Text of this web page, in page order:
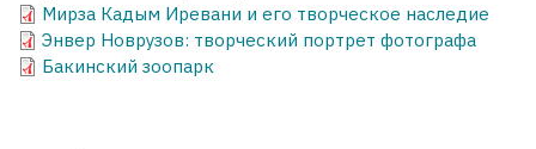
Мирза Кадым Иревани и его творческое наследие
Энвер Новрузов: творческий портрет фотографа
Бакинский зоопарк